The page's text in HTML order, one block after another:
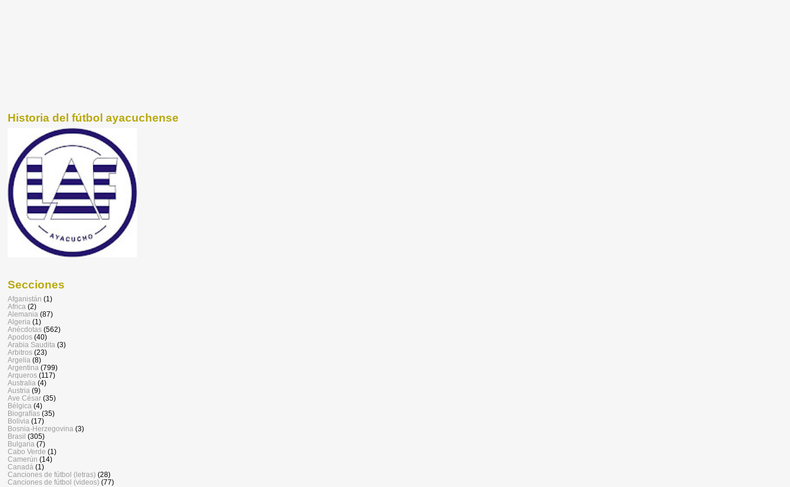
Historia del fútbol ayacuchense
Secciones
Afganistán (1)
Africa (2)
Alemania (87)
Algeria (1)
Anécdotas (562)
Apodos (40)
Arabia Saudita (3)
Arbitros (23)
Argelia (8)
Argentina (799)
Arqueros (117)
Australia (4)
Austria (9)
Ave César (35)
Bélgica (4)
Biografías (35)
Bolivia (17)
Bosnia-Herzegovina (3)
Brasil (305)
Bulgaria (7)
Cabo Verde (1)
Camerún (14)
Canadá (1)
Canciones de fútbol (letras) (28)
Canciones de fútbol (videos) (77)